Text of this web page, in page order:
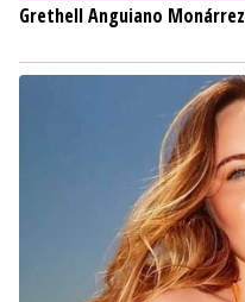
Grethell Anguiano Monárrez